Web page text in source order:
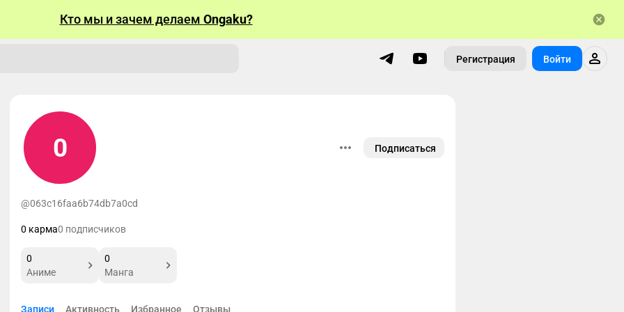
Кто мы и зачем делаем Ongaku?
Регистрация Войти
0 Подписаться
@063c16faa6b74db7a0cd
0 карма0 подписчиков
0
Аниме
0
Манга
Записи Активность Избранное Отзывы